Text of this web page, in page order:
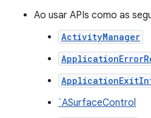
Ao usar APIs como as
ActivityManager
`ASurfaceControl